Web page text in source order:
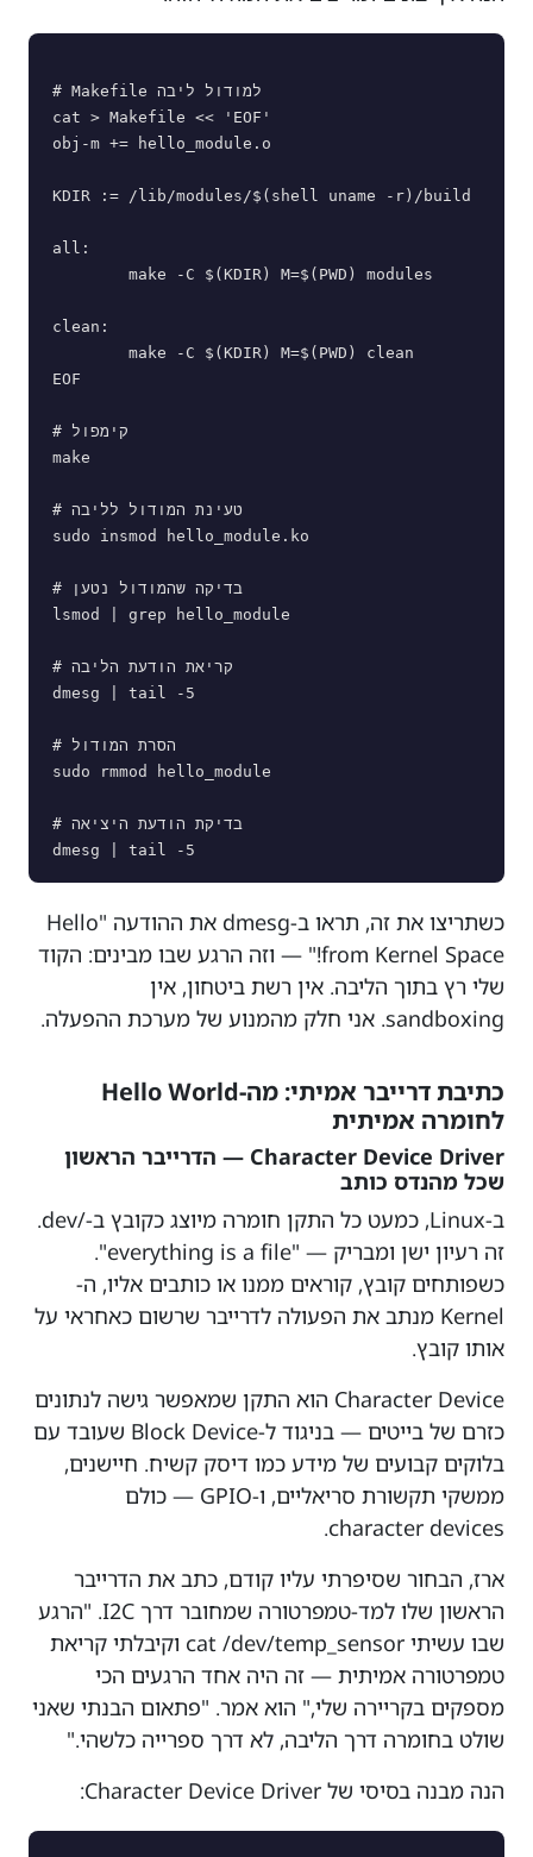
# Makefile למודול ליבה
cat > Makefile << 'EOF'
obj-m += hello_module.o
KDIR := /lib/modules/$(shell uname -r)/build
all:
clean:
EOF
# קימפול
make
# טעינת המודול לליבה
sudo insmod hello_module.ko
# בדיקה שהמודול נטען
lsmod | grep hello_module
# קריאת הודעת הליבה
dmesg | tail -5
# הסרת המודול
sudo rmmod hello_module
# בדיקת הודעת היציאה
כשתריצו את זה, תראו ב-dmesg את ההודעה "Hello
from Kernel Space!" — וזה הרגע שבו מבינים: הקוד
שלי רץ בתוך הליבה. אין רשת ביטחון, אין
sandboxing. אני חלק מהמנוע של מערכת ההפעלה.
כתיבת דרייבר אמיתי: מה-Hello World
לחומרה אמיתית
Character Device Driver — הדרייבר הראשון
שכל מהנדס כותב
ב-Linux, כמעט כל התקן חומרה מיוצג כקובץ ב-/dev.
זה רעיון ישן ומבריק — "everything is a file".
כשפותחים קובץ, קוראים ממנו או כותבים אליו, ה-
Kernel מנתב את הפעולה לדרייבר שרשום כאחראי על
אותו קובץ.
Character Device הוא התקן שמאפשר גישה לנתונים
כזרם של בייטים — בניגוד ל-Block Device שעובד עם
בלוקים קבועים של מידע כמו דיסק קשיח. חיישנים,
ממשקי תקשורת סריאליים, ו-GPIO — כולם
character devices.
ארז, הבחור שסיפרתי עליו קודם, כתב את הדרייבר
הראשון שלו למד-טמפרטורה שמחובר דרך I2C. "הרגע
שבו עשיתי cat /dev/temp_sensor וקיבלתי קריאת
טמפרטורה אמיתית — זה היה אחד הרגעים הכי
מספקים בקריירה שלי," הוא אמר. "פתאום הבנתי שאני
שולט בחומרה דרך הליבה, לא דרך ספרייה כלשהי."
הנה מבנה בסיסי של Character Device Driver: